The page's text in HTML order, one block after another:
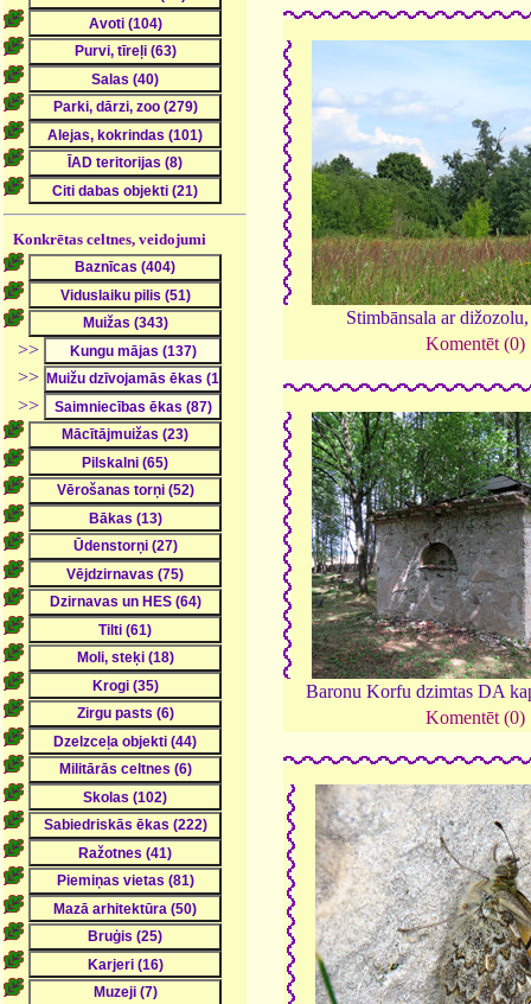
Konkrētas celtnes, veidojumi
>>
>>
>>
Stimbānsala ar
Komentēt (0)
Baronu Korfu dzimtas DA
Komentēt (0)